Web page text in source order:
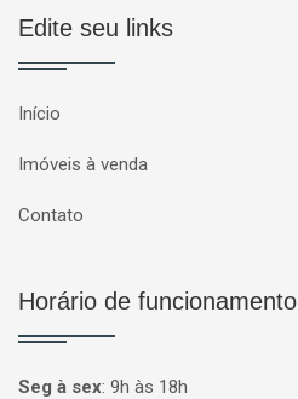
Edite seu links
Início
Imóveis à venda
Contato
Horário de funcionamento
Seg à sex: 9h às 18h